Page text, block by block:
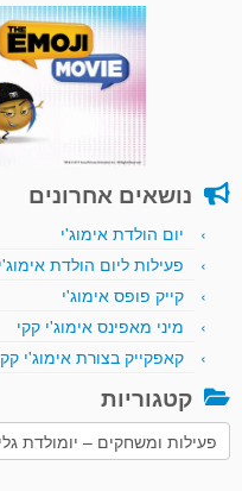
נושאים אחרונים
יום הולדת אימוג'י
פעילות ליום הולדת אימוג'י
קייק פופס אימוג'י
מיני מאפינס אימוג'י קקי
קאפקייק בצורת אימוג'י
קטגוריות
קטגוריות